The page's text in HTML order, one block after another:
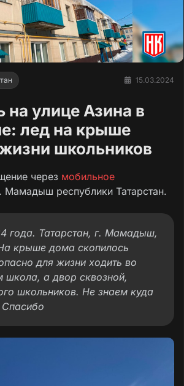
15.03.2024
на улице Азина в
лед на крыше
школьников
через мобильное
Мамадыш республики Татарстан.
года. Татарстан, г. Мамадыш,
крыше дома скопилось
для жизни ходить во
школа, а двор сквозной,
школьников. Не знаем куда